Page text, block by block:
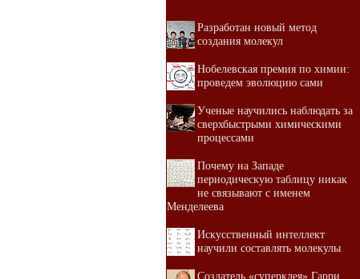
Разработан новый метод
создания молекул
Нобелевская премия по химии:
проведем эволюцию сами
Ученые научились наблюдать за
сверхбыстрыми химическими
процессами
Почему на Западе
периодическую таблицу никак
не связывают с именем
Менделеева
Искусственный интеллект
научили составлять молекулы
Создатель «суперклея» Гарри